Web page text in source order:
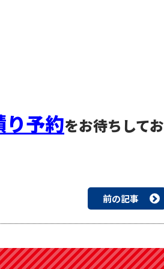
り予約をお待ちしてお
前の記事